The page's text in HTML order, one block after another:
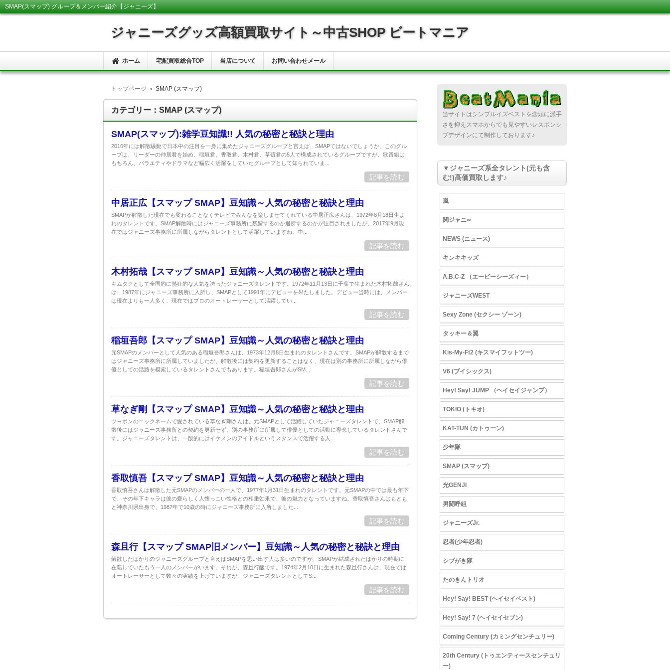
SMAP(スマップ) グループ＆メンバー紹介【ジャニーズ】
ジャニーズグッズ高額買取サイト～中古SHOP ビートマニア
ホーム 宅配買取総合TOP 当店について お問い合わせメール
トップページ ＞ SMAP (スマップ)
カテゴリー：SMAP (スマップ)
SMAP(スマップ):雑学豆知識!! 人気の秘密と秘訣と理由
2016年には解散騒動で日本中の注目を一身に集めたジャニーズグループと言えば、SMAPではないでしょうか。このグル
ープは、リーダーの仲居君を始め、稲垣君、香取君、木村君、草薙君の5人で構成されているグループですが、歌番組は
もちろん、バラエティやドラマなど幅広く活躍をしていたグループとして知られていま...
記事を読む
中居正広【スマップ SMAP】豆知識～人気の秘密と秘訣と理由
SMAPが解散した現在でも変わることなくテレビでみんなを楽しませてくれている中居正広さんは、1972年8月18日生ま
れのタレントです。SMAP解散時にはジャニーズ事務所に残留するのか退所するのかが注目されましたが、2017年9月現
在ではジャニーズ事務所に所属しながらタレントとして活躍していますね。中...
記事を読む
木村拓哉【スマップ SMAP】豆知識～人気の秘密と秘訣と理由
キムタクとして全国的に熱狂的な人気を誇ったジャニーズタレントです。1972年11月13日に千葉で生まれた木村拓哉さん
は、1987年にジャニーズ事務所に入所し、SMAPとして1991年にデビューを果たしました。デビュー当時には、メンバー
は現在よりも一人多く、現在ではプロのオートレーサーとして活躍してい...
記事を読む
稲垣吾郎【スマップ SMAP】豆知識～人気の秘密と秘訣と理由
元SMAPのメンバーとして人気のある稲垣吾郎さんは、1973年12月8日生まれのタレントさんです。SMAPが解散するまで
はジャニーズ事務所に所属していましたが、解散後には契約を更新することはなく、現在は別の事務所に所属しながら俳
優としての活路を模索しているタレントさんでもあります。稲垣吾郎さんがSM...
記事を読む
草なぎ剛【スマップ SMAP】豆知識～人気の秘密と秘訣と理由
ツヨポンのニックネームで愛されている草なぎ剛さんは、元SMAPとして活躍していたジャニーズタレントで、SMAP解
散後にはジャニーズ事務所との契約を更新せず、別の事務所に所属して俳優としての活動に専念しているタレントさんで
す。ジャニーズタレントは、一般的にはイケメンのアイドルというスタンスで活躍する人...
記事を読む
香取慎吾【スマップ SMAP】豆知識～人気の秘密と秘訣と理由
香取慎吾さんは解散した元SMAPのメンバーの一人で、1977年1月31日生まれのタレントです。元SMAPの中では最も年下
で、その年下キャラは彼の愛らしく人懐っこい性格との相乗効果で、彼の魅力となっていますね。香取慎吾さんはもとも
と神奈川県出身で、1987年で10歳の時にジャニーズ事務所に入所しました...
記事を読む
森且行【スマップ SMAP旧メンバー】豆知識～人気の秘密と秘訣と理由
解散したばかりのジャニーズグループと言えばSMAPを思い出す人は多いのですが、SMAPが結成されたばかりの時期に
在籍していたもう一人のメンバーがいます。それが、森且行酸です。1974年2月10日に生まれた森且行さんは、現在では
オートレーサーとして数々の実績を上げていますが、ジャニーズタレントとしてS...
記事を読む
当サイトはシンプルイズベストを念頭に派手
さを抑えスマホからでも見やすいレスポンシ
ブデザインにて制作しております♪
▼ジャニーズ系全タレント(元も含
む!)高価買取します♪
嵐
関ジャニ∞
NEWS (ニュース)
キンキキッズ
A.B.C-Z （エービーシーズィー）
ジャニーズWEST
Sexy Zone (セクシー ゾーン)
タッキー＆翼
Kis-My-Ft2 (キスマイフットツー)
V6 (ブイシックス)
Hey! Say! JUMP （ヘイセイジャンプ）
TOKIO (トキオ)
KAT-TUN (カトゥーン)
少年隊
SMAP (スマップ)
光GENJI
男闘呼組
ジャニーズJr.
忍者(少年忍者)
シブがき隊
たのきんトリオ
Hey! Say! BEST (ヘイセイベスト)
Hey! Say! 7 (ヘイセイセブン)
Coming Century (カミングセンチュリー)
20th Century (トゥエンティースセンチュリ
ー)